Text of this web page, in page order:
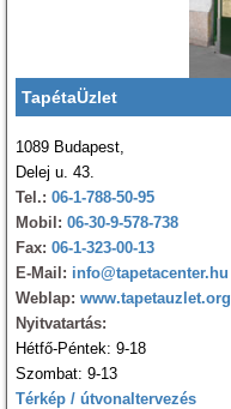
TapétaÜzlet
1089 Budapest,
Delej u. 43.
Tel.: 06-1-788-50-95
Mobil: 06-30-9-578-738
Fax: 06-1-323-00-13
E-Mail: info@tapetacenter.hu
Weblap: www.tapetauzlet.org
Nyitvatartás:
Hétfő-Péntek: 9-18
Szombat: 9-13
Térkép / útvonaltervezés